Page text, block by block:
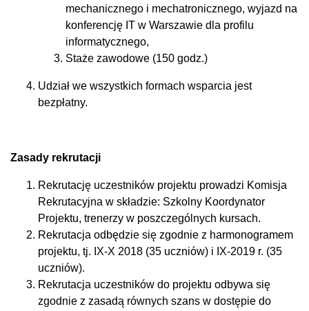
mechanicznego i mechatronicznego, wyjazd na
konferencję IT w Warszawie dla profilu
informatycznego,
Staże zawodowe (150 godz.)
Udział we wszystkich formach wsparcia jest
bezpłatny.
Zasady rekrutacji
Rekrutację uczestników projektu prowadzi Komisja
Rekrutacyjna w składzie: Szkolny Koordynator
Projektu, trenerzy w poszczególnych kursach.
Rekrutacja odbędzie się zgodnie z harmonogramem
projektu, tj. IX-X 2018 (35 uczniów) i IX-2019 r. (35
uczniów).
Rekrutacja uczestników do projektu odbywa się
zgodnie z zasadą równych szans w dostępie do